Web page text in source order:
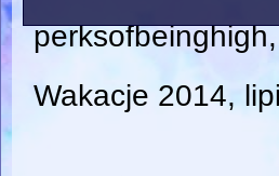
perksofbeinghigh
Wakacje 2014,